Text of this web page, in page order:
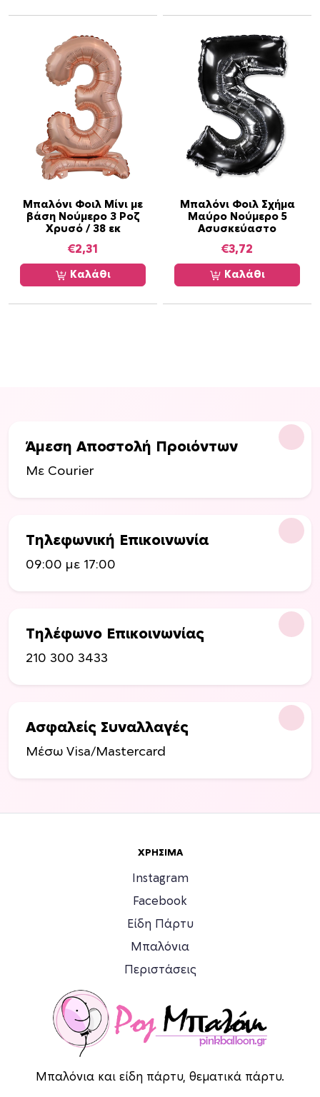
Μπαλόνι Φοιλ Μίνι με
βάση Νούμερο 3 Ροζ
Χρυσό / 38 εκ
€2,31
Καλάθι
Μπαλόνι Φοιλ Σχήμα
Μαύρο Νούμερο 5
Ασυσκεύαστο
€3,72
Καλάθι
Άμεση Αποστολή Προιόντων
Με Courier
Τηλεφωνική Επικοινωνία
09:00 με 17:00
Τηλέφωνο Επικοινωνίας
210 300 3433
Ασφαλείς Συναλλαγές
Μέσω Visa/Mastercard
ΧΡΉΣΙΜΑ
Instagram
Facebook
Είδη Πάρτυ
Μπαλόνια
Περιστάσεις
Μπαλόνια και είδη πάρτυ, θεματικά πάρτυ.